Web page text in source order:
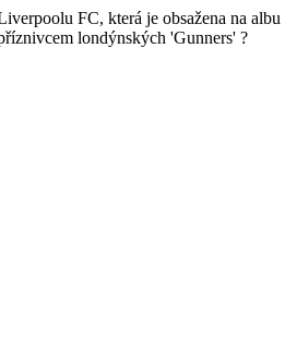
FC, která je obsažena na albu
londýnských 'Gunners' ?